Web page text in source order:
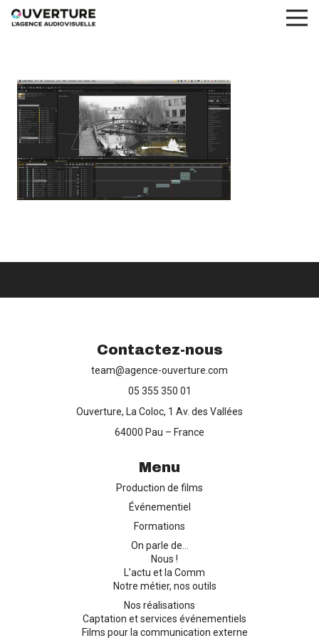
Production de films
Captation d’événements
Formation
Contactez-nous
team@agence-ouverture.com
05 355 350 01
Ouverture, La Coloc, 1 Av. des Vallées
64000 Pau – France
Menu
Production de films
Événementiel
Formations
On parle de…
Nous !
L’actu et la Comm
Notre métier, nos outils
Nos réalisations
Captation et services événementiels
Films pour la communication externe